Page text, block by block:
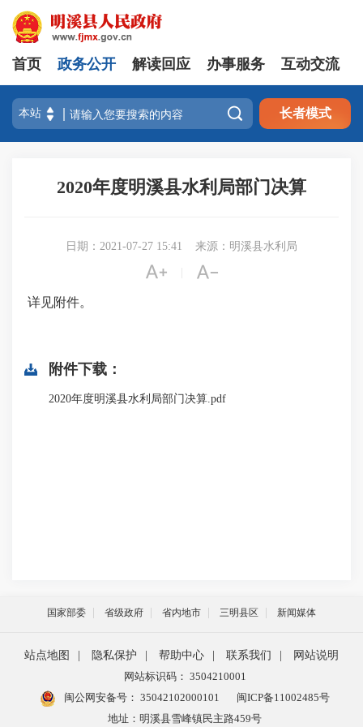
首页 政务公开 解读回应 办事服务 互动交流
 长者模式
2020年度明溪县水利局部门决算
日期：2021-07-27 15:41 来源：明溪县水利局
 
详见附件。
附件下载：
2020年度明溪县水利局部门决算.pdf
国家部委 省级政府 省内地市 三明县区 新闻媒体
站点地图 隐私保护 帮助中心 联系我们
网站说明
网站标识码： 3504210001
闽公网安备号： 35042102000101
闽ICP备11002485号
地址：明溪县雪峰镇民主路459号